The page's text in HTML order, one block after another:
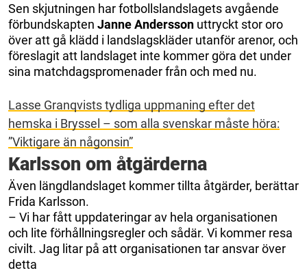
Sen skjutningen har fotbollslandslagets avgående
förbundskapten JanneAndersson uttryckt stor oro
över att gå klädd i landslagskläder utanför arenor, och
föreslagit att landslaget inte kommer göra det under
sina matchdagspromenader från och med nu.
Lasse Granqvists tydliga uppmaning efter det
hemska i Bryssel – som alla svenskar måste höra:
”Viktigare än någonsin”
Karlsson om åtgärderna
Även längdlandslaget kommer tillta åtgärder, berättar
Frida Karlsson.
– Vi har fått uppdateringar av hela organisationen
och lite förhållningsregler och sådär. Vi kommer resa
civilt. Jag litar på att organisationen tar ansvar över
detta